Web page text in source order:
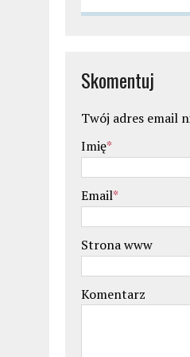
Skomentuj
Twój adres email
Imię*
Email*
Strona www
Komentarz